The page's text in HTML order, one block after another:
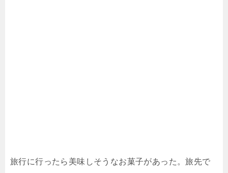
旅行に行ったら美味しそうなお菓子があった。旅先で